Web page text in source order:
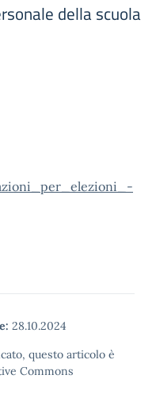
della scuola
28.10.2024
questo articolo è
Commons